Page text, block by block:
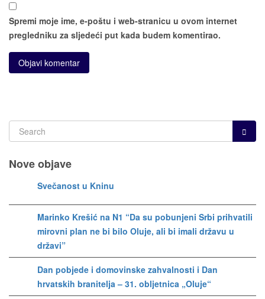
Spremi moje ime, e-poštu i web-stranicu u ovom internet
pregledniku za sljedeći put kada budem komentirao.
Nove objave
Svečanost u Kninu
Marinko Krešić na N1 “Da su pobunjeni Srbi prihvatili
mirovni plan ne bi bilo Oluje, ali bi imali državu u
državi”
Dan pobjede i domovinske zahvalnosti i Dan
hrvatskih branitelja – 31. obljetnica „Oluje“